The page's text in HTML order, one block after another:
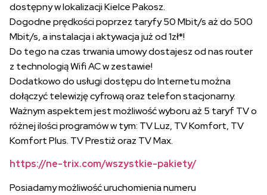
dostępny w lokalizacji Kielce Pakosz.
Dogodne prędkości poprzez taryfy 50 Mbit/s aż do 500
Mbit/s, a instalacja i aktywacja już od 1zł*!
Do tego na czas trwania umowy dostajesz od nas router
z technologią Wifi AC w zestawie!
Dodatkowo do usługi dostępu do Internetu można
dołączyć telewizję cyfrową oraz telefon stacjonarny.
Ważnym aspektem jest możliwość wyboru aż 5 taryf TV o
różnej ilości programów w tym: TV Luz, TV Komfort, TV
Komfort Plus. TV Prestiż oraz TV Max.
https://ne-trix.com/wszystkie-pakiety/
Posiadamy możliwość uruchomienia numeru